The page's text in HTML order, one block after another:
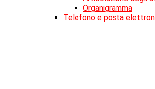
Organigramma
Telefono e posta